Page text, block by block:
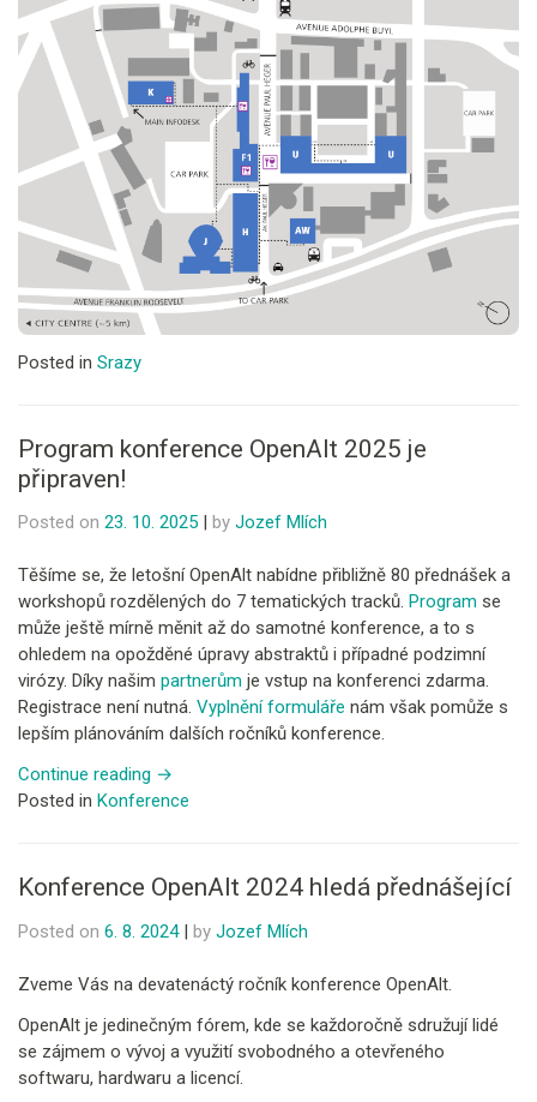
Posted in Srazy
Program konference OpenAlt 2025 je
připraven!
Posted on 23. 10. 2025 | by Jozef Mlích
Těšíme se, že letošní OpenAlt nabídne přibližně 80 přednášek a
workshopů rozdělených do 7 tematických tracků. Program se
může ještě mírně měnit až do samotné konference, a to s
ohledem na opožděné úpravy abstraktů i případné podzimní
virózy. Díky našim partnerům je vstup na konferenci zdarma.
Registrace není nutná. Vyplnění formuláře nám však pomůže s
lepším plánováním dalších ročníků konference.
Continue reading →
Posted in Konference
Konference OpenAlt 2024 hledá přednášející
Posted on 6. 8. 2024| by Jozef Mlích
Zveme Vás na devatenáctý ročník konference OpenAlt.
OpenAlt je jedinečným fórem, kde se každoročně sdružují lidé
se zájmem o vývoj a využití svobodného a otevřeného
softwaru, hardwaru a licencí.